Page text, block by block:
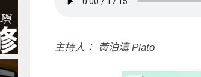
主持人： 黃泊濤 Plato